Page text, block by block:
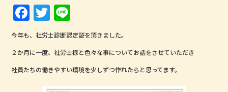
F
a
c
e
b
T
w
it
te
r
n
e
今年も、社労士診断認定証を頂きました。
２か月に一度、社労士様と色々な事についてお話をさせていただき
社員たちの働きやすい環境を少しずつ作れたらと思ってます。